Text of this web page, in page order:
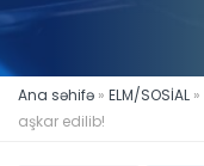
Ana səhifə » ELM/SOSİAL »
aşkar edilib!